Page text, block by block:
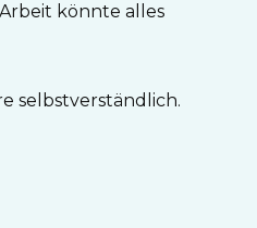
könnte alles
selbstverständlich.